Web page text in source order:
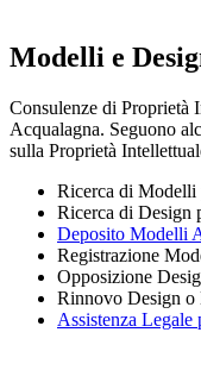
Modelli e
Consulenze di Proprietà
Acqualagna. Seguono
sulla Proprietà
Ricerca di Modelli
Ricerca di Design
Deposito Modelli
Registrazione
Opposizione
Rinnovo Design o
Assistenza Legale